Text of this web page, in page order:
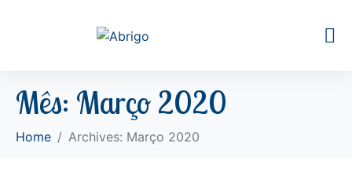
Mês: Março 2020
Home Archives: Março 2020